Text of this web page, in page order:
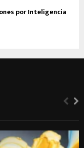
por Inteligencia